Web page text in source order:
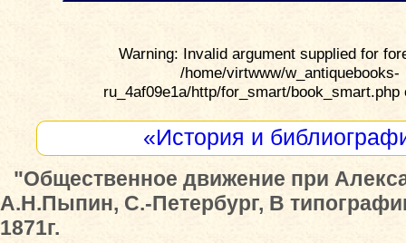
Warning: Invalid argument supplied for
/home/virtwww/w_antiquebooks-
ru_4af09e1a/http/for_smart/book_smart.php
«История и
"Общественное движение при
А.Н.Пыпин, С.-Петербург, В
1871г.